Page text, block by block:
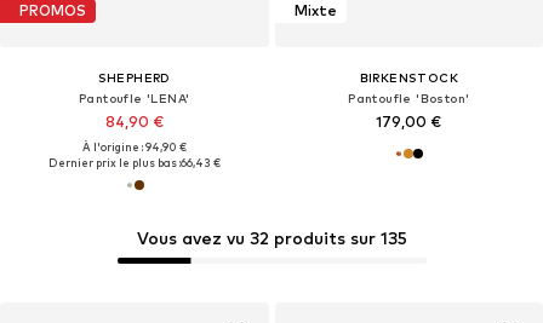
PROMOS
SHEPHERD
Pantoufle 'LENA'
84,90 €
À l'origine : 94,90 €
Dernier prix le plus bas :66,43 €
Mixte
BIRKENSTOCK
Pantoufle 'Boston'
179,00 €
Vous avez vu 32 produits sur 135